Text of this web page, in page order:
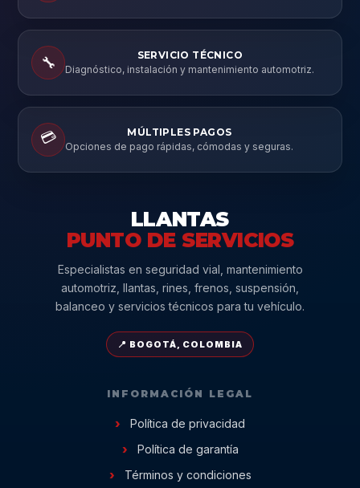
🔧
SERVICIO TÉCNICO
Diagnóstico, instalación y mantenimiento automotriz.
💳
MÚLTIPLES PAGOS
Opciones de pago rápidas, cómodas y seguras.
LLANTAS
PUNTO DE SERVICIOS
Especialistas en seguridad vial, mantenimiento
automotriz, llantas, rines, frenos, suspensión,
balanceo y servicios técnicos para tu vehículo.
📍 BOGOTÁ, COLOMBIA
INFORMACIÓN LEGAL
Política de privacidad
Política de garantía
Términos y condiciones